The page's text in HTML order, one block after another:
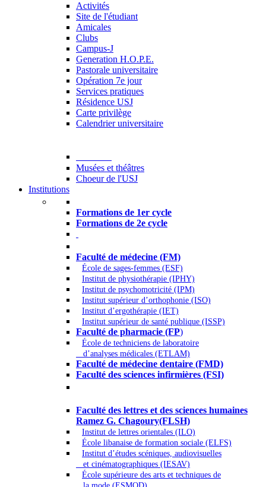
Activités
Site de l'étudiant
Amicales
Clubs
Campus-J
Generation H.O.P.E.
Pastorale universitaire
Opération 7e jour
Services pratiques
Résidence USJ
Carte privilège
Calendrier universitaire
Musées et théâtres
Choeur de l'USJ
Institutions
Formations de 1er cycle
Formations de 2e cycle
Faculté de médecine (FM)
École de sages-femmes (ESF)
Institut de physiothérapie (IPHY)
Institut de psychomotricité (IPM)
Institut supérieur d’orthophonie (ISO)
Institut d’ergothérapie (IET)
Institut supérieur de santé publique (ISSP)
Faculté de pharmacie (FP)
École de techniciens de laboratoire
d’analyses médicales (ETLAM)
Faculté de médecine dentaire (FMD)
Faculté des sciences infirmières (FSI)
Faculté des lettres et des sciences humaines
Ramez G. Chagoury(FLSH)
Institut de lettres orientales (ILO)
École libanaise de formation sociale (ELFS)
Institut d’études scéniques, audiovisuelles
et cinématographiques (IESAV)
École supérieure des arts et techniques de